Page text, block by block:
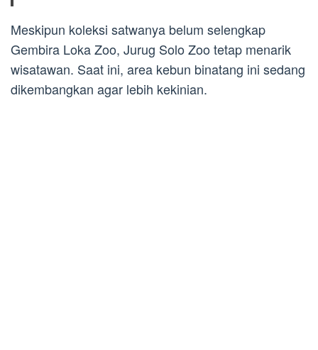
Meskipun koleksi satwanya belum selengkap
Gembira Loka Zoo, Jurug Solo Zootetap menarik
wisatawan. Saat ini, area kebun binatang ini sedang
dikembangkan agar lebih kekinian.